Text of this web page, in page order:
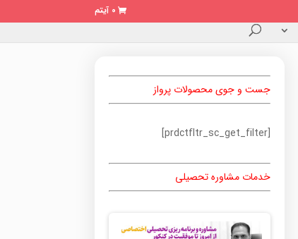
0 آیتم
جست و جوی محصولات پرواز
[prdctfltr_sc_get_filter]
خدمات مشاوره تحصیلی